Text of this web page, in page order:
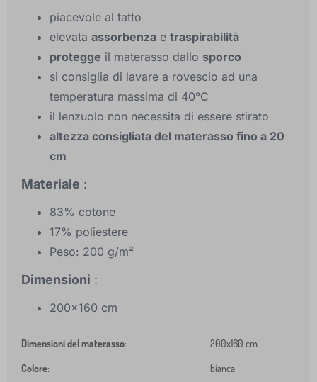
piacevole al tatto
elevata assorbenza e traspirabilità
protegge il materasso dallo sporco
si consiglia di lavare a rovescio ad una
temperatura massima di 40°C
il lenzuolo non necessita di essere stirato
altezza consigliata del materasso fino a 20
cm
Materiale :
83% cotone
17% poliestere
Peso: 200 g/m²
Dimensioni :
200x160 cm
Dimensioni del materasso: 200x160 cm
Colore: bianca